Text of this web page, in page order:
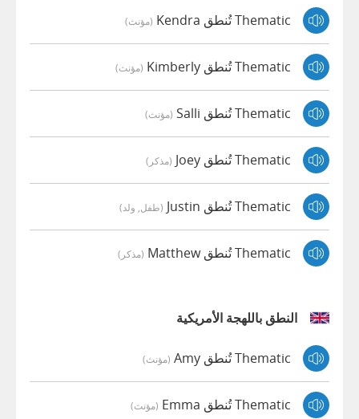
Thematic تُنطق Kendra (مؤنث)
Thematic تُنطق Kimberly (مؤنث)
Thematic تُنطق Salli (مؤنث)
Thematic تُنطق Joey (مذكر)
Thematic تُنطق Justin (طفل, ولد)
Thematic تُنطق Matthew (مذكر)
النطق باللهجة الأمريكية
Thematic تُنطق Amy (مؤنث)
Thematic تُنطق Emma (مؤنث)